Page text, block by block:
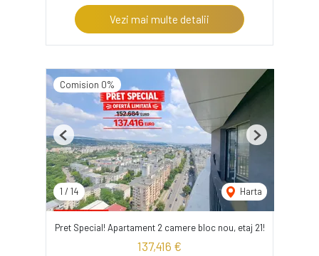
Vezi mai multe detalii
Comision 0%
1 / 14 Harta
Previous Next
Pret Special! Apartament 2 camere bloc nou, etaj 21!
137,416 €